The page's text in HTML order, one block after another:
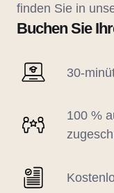
Buchen Sie
30-
100 %
finden Sie in